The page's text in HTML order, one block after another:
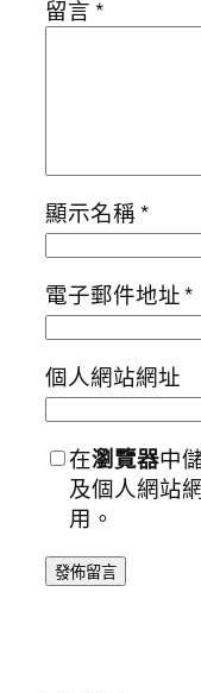
留言*
顯示名稱*
電子郵件地址*
個人網站網址
在瀏覽器中
及個人網站
用。